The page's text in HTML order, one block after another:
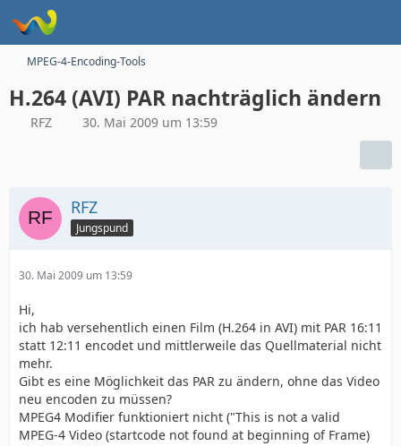
MPEG-4-Encoding-Tools
H.264 (AVI) PAR nachträglich ändern
RFZ 30. Mai 2009 um 13:59
RFZ
Jungspund
30. Mai 2009 um 13:59
Hi,
ich hab versehentlich einen Film (H.264 in AVI) mit PAR 16:11
statt 12:11 encodet und mittlerweile das Quellmaterial nicht
mehr.
Gibt es eine Möglichkeit das PAR zu ändern, ohne das Video
neu encoden zu müssen?
MPEG4 Modifier funktioniert nicht ("This is not a valid
MPEG-4 Video (startcode not found at beginning of Frame)